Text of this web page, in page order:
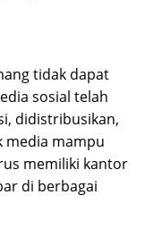
tidak dapat
sosial telah
didistribusikan,
media mampu
memiliki kantor
di berbagai